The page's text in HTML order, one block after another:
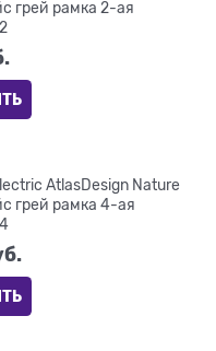
грей рамка 2-ая
AtlasDesign Nature
грей рамка 4-ая